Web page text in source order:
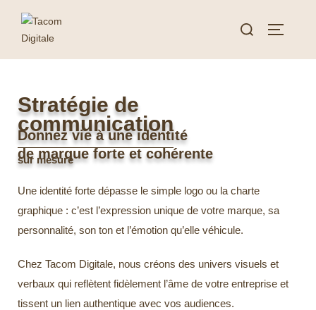
Stratégie de
communication
Donnez vie à une identité
de marque forte et cohérente
sur mesure
Une identité forte dépasse le simple logo ou la charte
graphique : c’est l’expression unique de votre marque, sa
personnalité, son ton et l’émotion qu’elle véhicule.
Chez Tacom Digitale, nous créons des univers visuels et
verbaux qui reflètent fidèlement l’âme de votre entreprise et
tissent un lien authentique avec vos audiences.